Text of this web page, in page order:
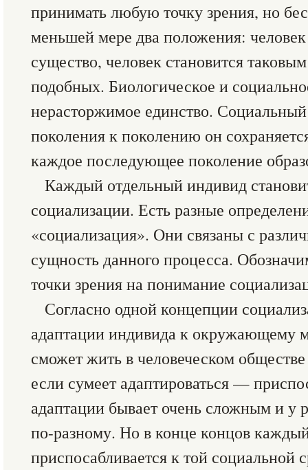
принимать любую точку зрения, но
меньшей мере два положения:
существо, человек становится
подобных. Биологическое и
нерасторжимое единство.
поколения к поколению он
каждое последующее поколение
Каждый отдельный индивид
социализации. Есть разные
«социализация». Они связаны с
сущность данного процесса.
точки зрения на понимание
Согласно одной концепции
адаптации индивида к окружающему
сможет жить в человеческом
если сумеет адаптироваться —
адаптации бывает очень сложным и у
по-разному. Но в конце концов
приспосабливается к той социальной